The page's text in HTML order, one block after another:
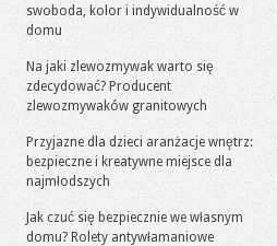
swoboda, kolor i indywidualność w
domu
Na jaki zlewozmywak warto się
zdecydować? Producent
zlewozmywaków granitowych
Przyjazne dla dzieci aranżacje wnętrz:
bezpieczne i kreatywne miejsce dla
najmłodszych
Jak czuć się bezpiecznie we własnym
domu? Rolety antywłamaniowe